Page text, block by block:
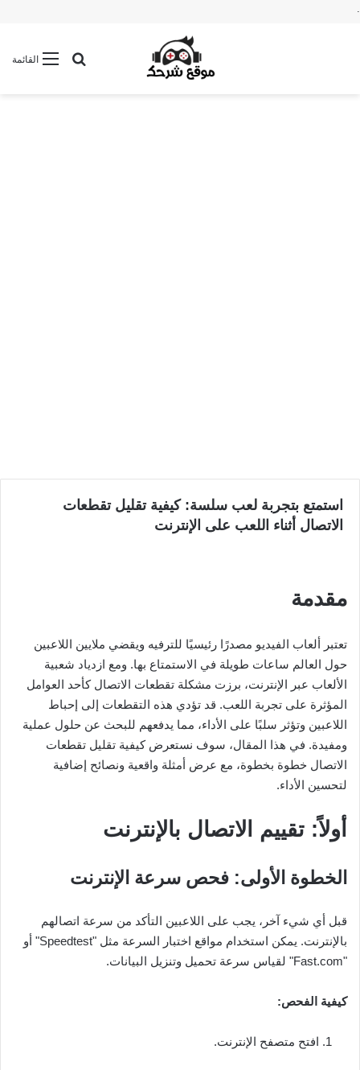
.
القائمةبحث عن
استمتع بتجربة لعب سلسة: كيفية تقليل تقطعات
الاتصال أثناء اللعب على الإنترنت
مقدمة
تعتبر ألعاب الفيديو مصدرًا رئيسيًا للترفيه ويقضي ملايين اللاعبين
حول العالم ساعات طويلة في الاستمتاع بها. ومع ازدياد شعبية
الألعاب عبر الإنترنت، برزت مشكلة تقطعات الاتصال كأحد العوامل
المؤثرة على تجربة اللعب. قد تؤدي هذه التقطعات إلى إحباط
اللاعبين وتؤثر سلبًا على الأداء، مما يدفعهم للبحث عن حلول عملية
ومفيدة. في هذا المقال، سوف نستعرض كيفية تقليل تقطعات
الاتصال خطوة بخطوة، مع عرض أمثلة واقعية ونصائح إضافية
لتحسين الأداء.
أولاً: تقييم الاتصال بالإنترنت
الخطوة الأولى: فحص سرعة الإنترنت
قبل أي شيء آخر، يجب على اللاعبين التأكد من سرعة اتصالهم
بالإنترنت. يمكن استخدام مواقع اختبار السرعة مثل "Speedtest" أو
"Fast.com" لقياس سرعة تحميل وتنزيل البيانات.
كيفية الفحص:
افتح متصفح الإنترنت.